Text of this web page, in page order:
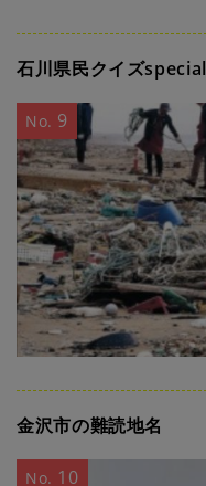
石川県民クイズspecial
No. 9
金沢市の難読地名
No. 10